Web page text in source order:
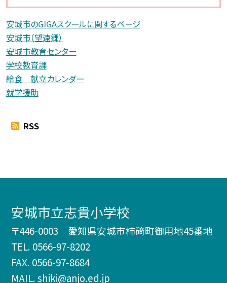
安城市のGIGAスクールに関するページ
安城市（望遠郷）
安城市教育センター
学校教育課
給食 献立カレンダー
就学援助
RSS
安城市立志貴小学校
〒446-0003 愛知県安城市柿𥔎町御用地45番地
TEL. 0566-97-8202
FAX. 0566-97-8684
MAIL. shiki@anjo.ed.jp